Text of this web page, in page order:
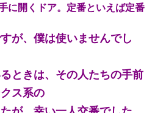
に開くドア。定番といえば定番
が、僕は使いませんでし
ときは、その人たちの手前
ス系の